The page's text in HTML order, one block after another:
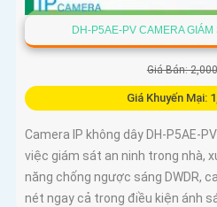
DH-P5AE-PV CAMERA GIÁM
Giá Bán:
Giá Khuyến Mại:
Camera IP không dây DH-P5AE-
việc giám sát an ninh trong nhà,
năng chống ngược sáng DWDR,
nét ngay cả trong điều kiện ánh